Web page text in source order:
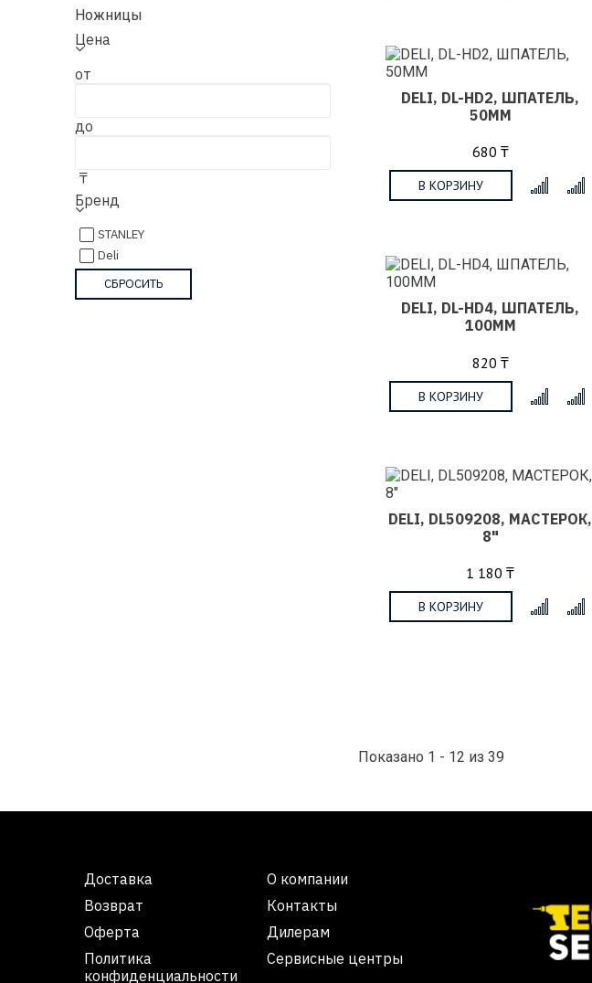
Ножницы
Цена
от
до
₸
Бренд
STANLEY
Deli
DELI, DL-HD2, ШПАТЕЛЬ,
50ММ
680 ₸
В КОРЗИНУ
DELI, DL-HD4, ШПАТЕЛЬ,
100ММ
820 ₸
В КОРЗИНУ
DELI, DL509208, МАСТЕРОК,
8"
1 180 ₸
В КОРЗИНУ
Показано 1 - 12 из 39
Доставка
О компании
Возврат
Контакты
Оферта
Дилерам
Политика
конфиденциальности
Сервисные центры